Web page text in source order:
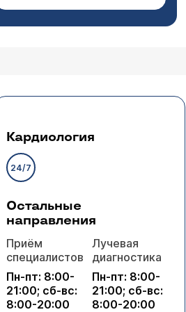
Кардиология
24/7
Остальные
направления
Приём
специалистов
Пн-пт: 8:00-
21:00; сб-вс:
8:00-20:00
Лучевая
диагностика
Пн-пт: 8:00-
21:00; сб-вс:
8:00-20:00